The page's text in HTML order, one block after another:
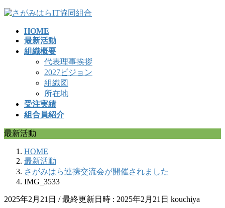
コ
ナ
HOME
最新活動
組織概要
代表理事挨拶
2027ビジョン
組織図
所在地
受注実績
組合員紹介
最新活動
HOME
最新活動
さがみはら連携交流会が開催されました
IMG_3533
2025年2月21日 / 最終更新日時 : 2025年2月21日 kouchiya